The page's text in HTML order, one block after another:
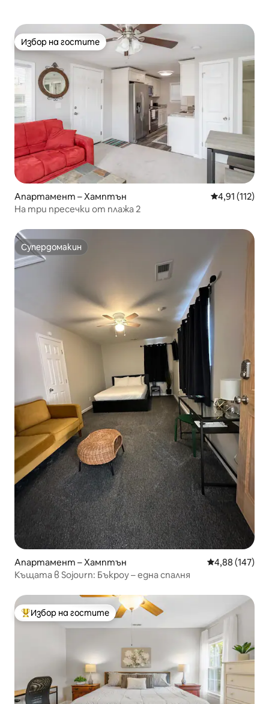
Избор на гостите
Избор на гостите
Апартамент – Хамптън Средна
4,91 (112)
На три пресечки от плажа 2
Супердомакин
Супердомакин
Апартамент – Хамптън Средна
4,88 (147)
Къщата в Sojourn: Бъкроу – една спалня
Най-популярен избор на гостите
Избор на гостите